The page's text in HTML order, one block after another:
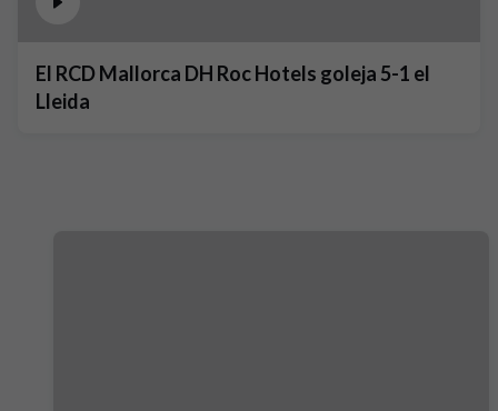
El RCD Mallorca DH Roc Hotels goleja 5-1 el
Lleida